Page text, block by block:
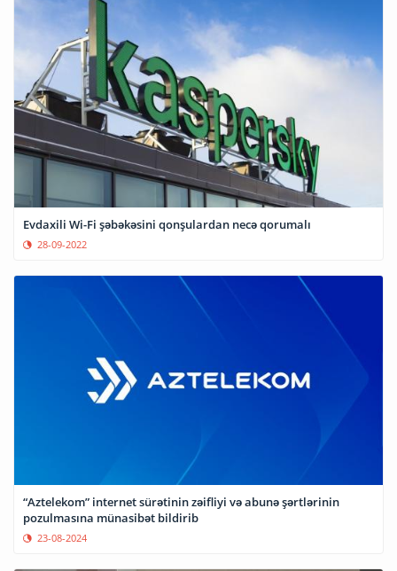
Evdaxili Wi-Fi şəbəkəsini qonşulardan necə qorumalı
28-09-2022
“Aztelekom” internet sürətinin zəifliyi və abunə şərtlərinin
pozulmasına münasibət bildirib
23-08-2024